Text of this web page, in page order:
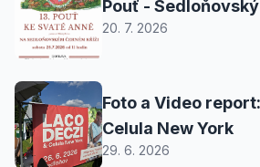
Pouť -
20. 7. 2026
Foto a Video report:
Celula New York
29. 6. 2026